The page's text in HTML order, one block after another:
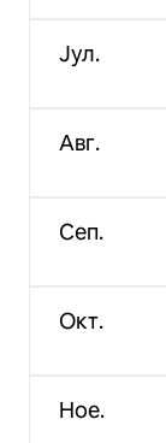
Јул.
Авг.
Сеп.
Окт.
Ное.